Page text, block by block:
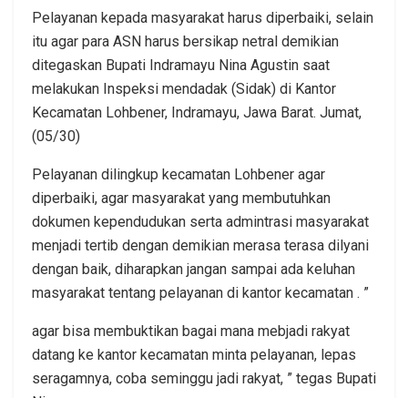
Pelayanan kepada masyarakat harus diperbaiki, selain
itu agar para ASN harus bersikap netral demikian
ditegaskan Bupati Indramayu Nina Agustin saat
melakukan Inspeksi mendadak (Sidak) di Kantor
Kecamatan Lohbener, Indramayu, Jawa Barat. Jumat,
(05/30)
Pelayanan dilingkup kecamatan Lohbener agar
diperbaiki, agar masyarakat yang membutuhkan
dokumen kependudukan serta admintrasi masyarakat
menjadi tertib dengan demikian merasa terasa dilyani
dengan baik, diharapkan jangan sampai ada keluhan
masyarakat tentang pelayanan di kantor kecamatan . ”
agar bisa membuktikan bagai mana mebjadi rakyat
datang ke kantor kecamatan minta pelayanan, lepas
seragamnya, coba seminggu jadi rakyat, ” tegas Bupati